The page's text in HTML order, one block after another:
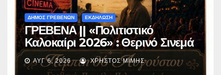
ΔΗΜΟΣ ΓΡΕΒΕΝΩΝ ΕΚΔΗΛΩΣΗ
ΓΡΕΒΕΝΑ || «Πολιτιστικό
Καλοκαίρι 2026» : Θερινό Σινεμά
με την βραβευμένη ταινία
«Μικρές Ανάσες».
ΑΥΓ 6, 2026 ΧΡΉΣΤΟΣ ΜΊΜΗΣ